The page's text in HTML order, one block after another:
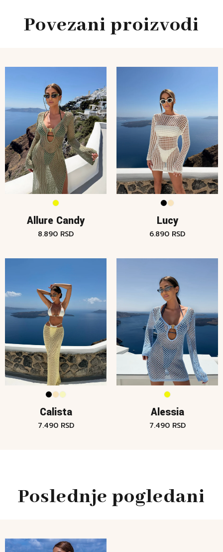
Povezani proizvodi
Allure Candy
8.890 RSD
Lucy
6.890 RSD
Calista
7.490 RSD
Alessia
7.490 RSD
Poslednje pogledani